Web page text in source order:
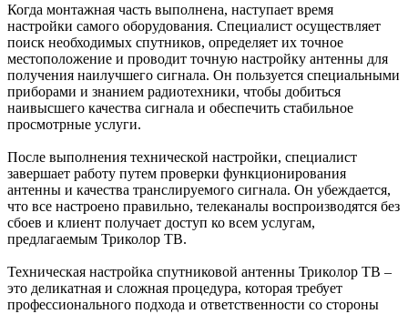
Когда монтажная часть выполнена, наступает время
настройки самого оборудования. Специалист осуществляет
поиск необходимых спутников, определяет их точное
местоположение и проводит точную настройку антенны для
получения наилучшего сигнала. Он пользуется специальными
приборами и знанием радиотехники, чтобы добиться
наивысшего качества сигнала и обеспечить стабильное
просмотрные услуги.
После выполнения технической настройки, специалист
завершает работу путем проверки функционирования
антенны и качества транслируемого сигнала. Он убеждается,
что все настроено правильно, телеканалы воспроизводятся без
сбоев и клиент получает доступ ко всем услугам,
предлагаемым Триколор ТВ.
Техническая настройка спутниковой антенны Триколор ТВ –
это деликатная и сложная процедура, которая требует
профессионального подхода и ответственности со стороны